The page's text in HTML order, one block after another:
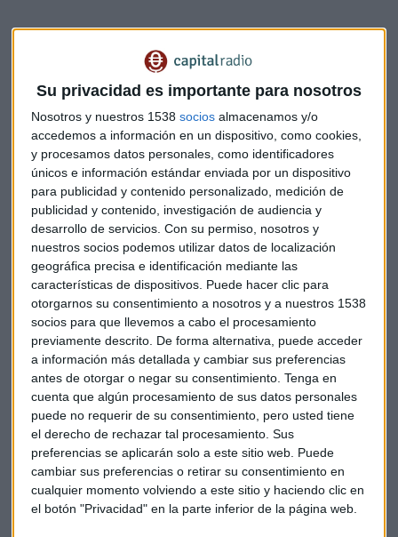
Su privacidad es importante para nosotros
Nosotros y nuestros 1538 socios almacenamos y/o
accedemos a información en un dispositivo, como cookies,
y procesamos datos personales, como identificadores
únicos e información estándar enviada por un dispositivo
para publicidad y contenido personalizado, medición de
publicidad y contenido, investigación de audiencia y
desarrollo de servicios. Con su permiso, nosotros y
nuestros socios podemos utilizar datos de localización
geográfica precisa e identificación mediante las
características de dispositivos. Puede hacer clic para
otorgarnos su consentimiento a nosotros y a nuestros 1538
socios para que llevemos a cabo el procesamiento
previamente descrito. De forma alternativa, puede acceder
a información más detallada y cambiar sus preferencias
antes de otorgar o negar su consentimiento. Tenga en
cuenta que algún procesamiento de sus datos personales
puede no requerir de su consentimiento, pero usted tiene
el derecho de rechazar tal procesamiento. Sus
preferencias se aplicarán solo a este sitio web. Puede
cambiar sus preferencias o retirar su consentimiento en
cualquier momento volviendo a este sitio y haciendo clic en
el botón "Privacidad" en la parte inferior de la página web.
Vonovia, Endesa, Viscofan, Paypal,
Inmobiliaria Colonial o Merckentre otros
El minuto de oro es para Heineken
ya que tiene todos los
síntomas de querer continuar con su tendencia alcista. El
stop de valor está en 89 euros y el objetivo alcista sigue
invariable en zonas de 94 euros.
Escuche el consultorio completo en el siguiente enlace: